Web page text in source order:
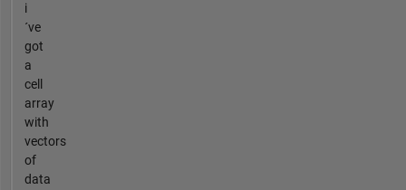
i
´ve
got
a
cell
array
with
vectors
of
data